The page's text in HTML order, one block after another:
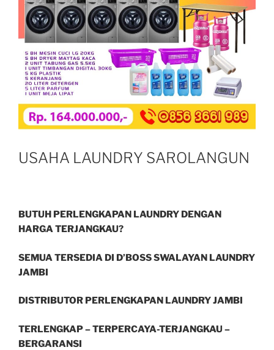
USAHA LAUNDRY SAROLANGUN
BUTUH PERLENGKAPAN LAUNDRY DENGAN
HARGA TERJANGKAU?
SEMUA TERSEDIA DI D’BOSS SWALAYAN LAUNDRY
JAMBI
DISTRIBUTOR PERLENGKAPAN LAUNDRY JAMBI
TERLENGKAP – TERPERCAYA-TERJANGKAU –
BERGARANSI